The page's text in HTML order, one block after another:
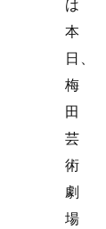
は
本
日、
梅
田
芸
術
劇
場